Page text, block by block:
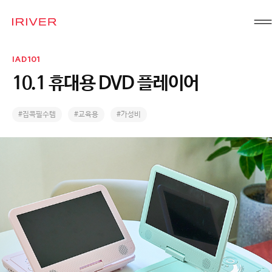
IRIVER
IAD101
10.1 휴대용 DVD 플레이어
#집콕필수템 #교육용 #가성비